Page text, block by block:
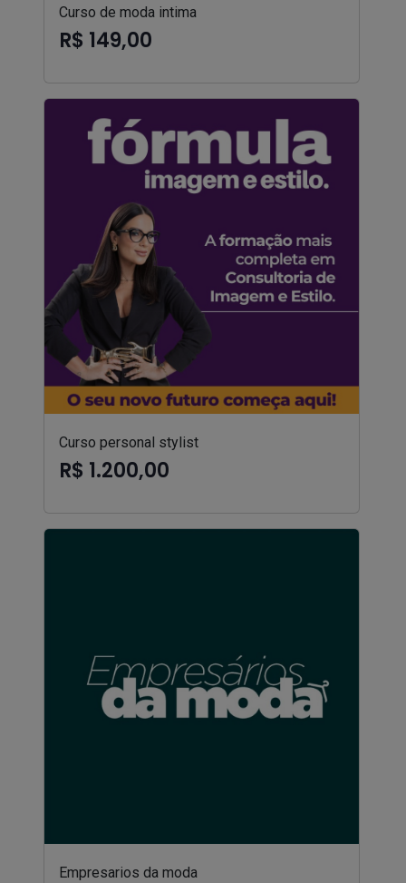
Curso de moda intima
R$ 149,00
Curso personal stylist
R$ 1.200,00
Empresarios da moda